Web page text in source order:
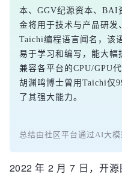
本、GGV纪源资本、BAI
金将用于技术与产品研发
Taichi编程语言闻名，该
易于学习和编写，能大
兼容各平台的CPU/GPU
胡渊鸣博士曾用Taichi仅
了其强大能力。
总结由社区平台通过AI大
2022 年 2 月 7 日，开